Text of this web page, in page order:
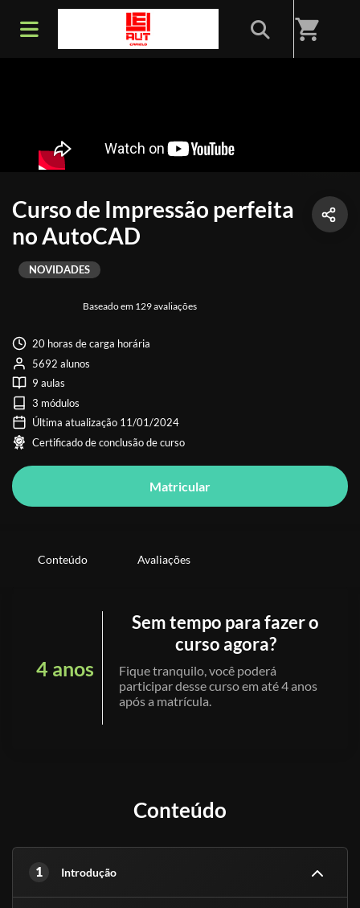
shopping_cart
Curso de Impressão perfeita
no AutoCAD
Baseado em 129 avaliações
NOVIDADES
20 horas de carga horária
5692 alunos
9 aulas
3 módulos
Última atualização 11/01/2024
Certificado de conclusão de curso
Matricular
Conteúdo Avaliações
4 anos
Sem tempo para fazer o
curso agora?
Fique tranquilo, você poderá
participar desse curso em até 4 anos
após a matrícula.
Conteúdo
1 Introdução